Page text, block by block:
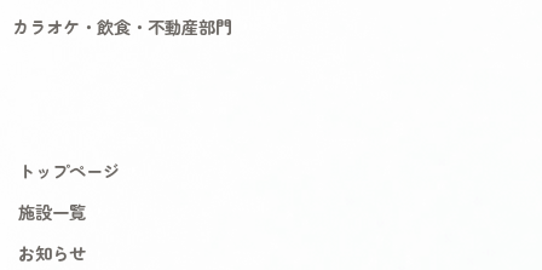
カラオケ・飲食・不動産部門
トップページ
施設一覧
お知らせ